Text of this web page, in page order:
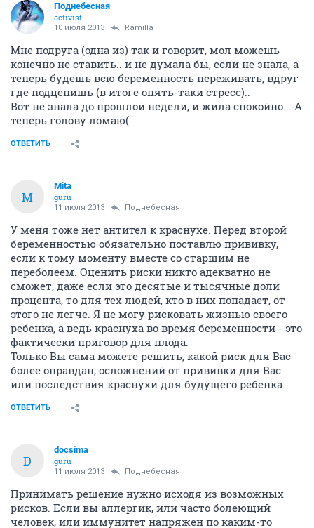
Поднебесная
activist
10 июля 2013 Ramilla
Мне подруга (одна из) так и говорит, мол можешь
конечно не ставить.. и не думала бы, если не знала, а
теперь будешь всю беременность переживать, вдруг
где подцепишь (в итоге опять-таки стресс)..
Вот не знала до прошлой недели, и жила спокойно... А
теперь голову ломаю(
ОТВЕТИТЬ
M
Mita
guru
11 июля 2013 Поднебесная
У меня тоже нет антител к краснухе. Перед второй
беременностью обязательно поставлю прививку,
если к тому моменту вместе со старшим не
переболеем. Оценить риски никто адекватно не
сможет, даже если это десятые и тысячные доли
процента, то для тех людей, кто в них попадает, от
этого не легче. Я не могу рисковать жизнью своего
ребенка, а ведь краснуха во время беременности - это
фактически приговор для плода.
Только Вы сама можете решить, какой риск для Вас
более оправдан, осложнений от прививки для Вас
или последствия краснухи для будущего ребенка.
ОТВЕТИТЬ
D
docsima
guru
11 июля 2013 Поднебесная
Принимать решение нужно исходя из возможных
рисков. Если вы аллергик, или часто болеющий
человек, или иммунитет напряжен по каким-то